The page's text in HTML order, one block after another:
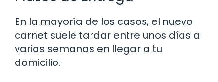
En la mayoría de los casos, el nuevo
carnet suele tardar entre unos días a
varias semanas en llegar a tu
domicilio.